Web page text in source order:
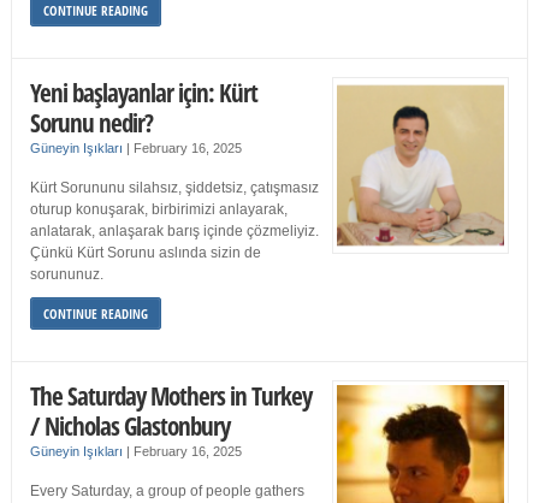
CONTINUE READING
Yeni başlayanlar için: Kürt
Sorunu nedir?
Güneyin Işıkları | February 16, 2025
Kürt Sorununu silahsız, şiddetsiz, çatışmasız
oturup konuşarak, birbirimizi anlayarak,
anlatarak, anlaşarak barış içinde çözmeliyiz.
Çünkü Kürt Sorunu aslında sizin de
sorununuz.
CONTINUE READING
The Saturday Mothers in Turkey
/ Nicholas Glastonbury
Güneyin Işıkları | February 16, 2025
Every Saturday, a group of people gathers